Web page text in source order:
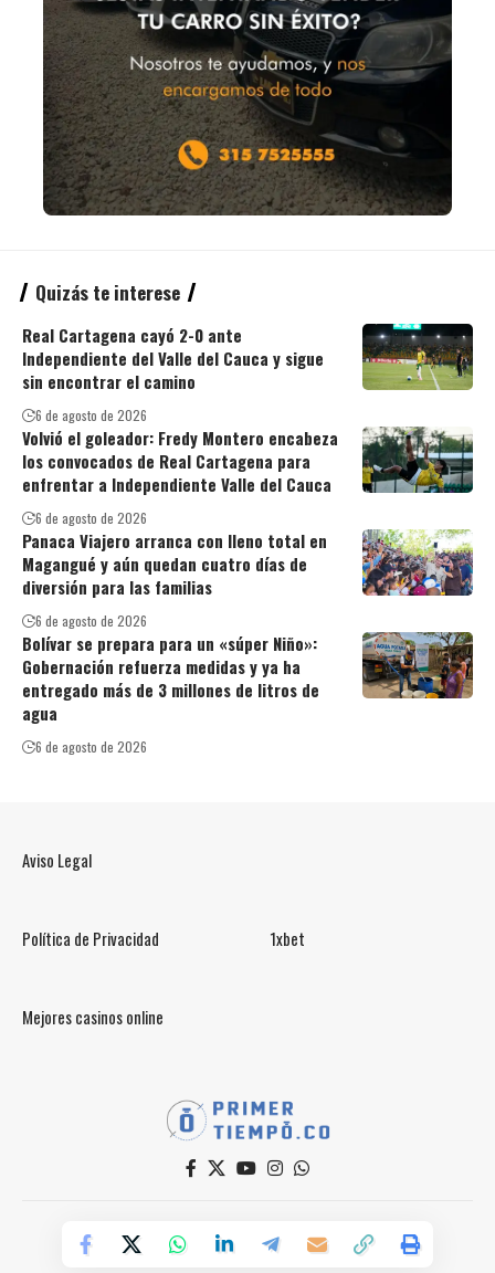
Quizás te interese
Real Cartagena cayó 2-0 ante
Independiente del Valle del Cauca y sigue
sin encontrar el camino
6 de agosto de 2026
Volvió el goleador: Fredy Montero encabeza
los convocados de Real Cartagena para
enfrentar a Independiente Valle del Cauca
6 de agosto de 2026
Panaca Viajero arranca con lleno total en
Magangué y aún quedan cuatro días de
diversión para las familias
6 de agosto de 2026
Bolívar se prepara para un «súper Niño»:
Gobernación refuerza medidas y ya ha
entregado más de 3 millones de litros de
agua
6 de agosto de 2026
Aviso Legal
Política de Privacidad 1xbet
Mejores casinos online
Powered by Primer Tiempo Deportes SAS